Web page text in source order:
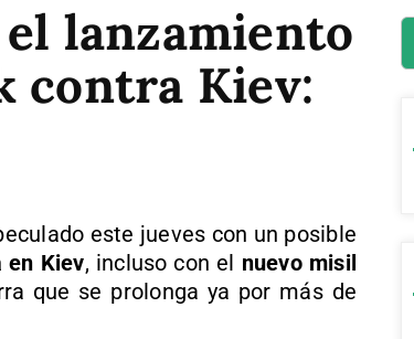
lanzamiento
contra Kiev:
este jueves con un posible
en Kiev, incluso con el nuevo misil
que se prolonga ya por más de